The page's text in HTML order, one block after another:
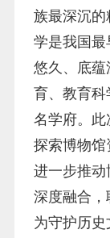
族最深沉的
学是我国最
悠久、底蕴
育、教育
名学府。
探索博物馆
进一步推动
深度融合，
为守护历